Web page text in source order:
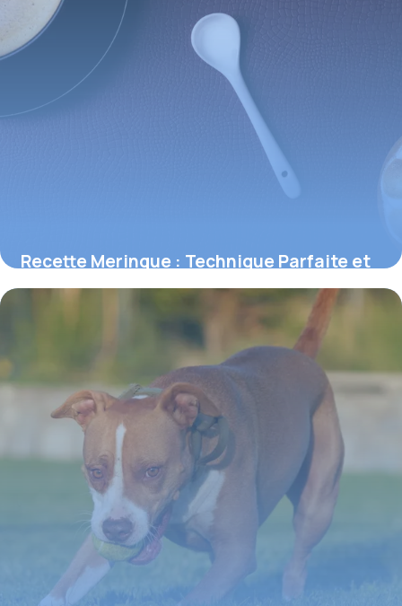
Recette Meringue : Technique Parfaite et
Astuces